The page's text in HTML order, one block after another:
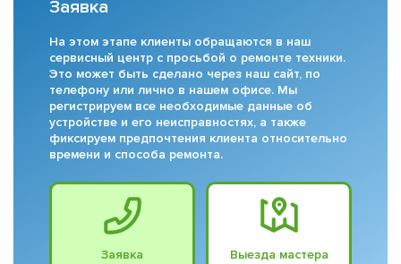
Заявка
На этом этапе клиенты обращаются в наш
сервисный центр с просьбой о ремонте техники.
Это может быть сделано через наш сайт, по
телефону или лично в нашем офисе. Мы
регистрируем все необходимые данные об
устройстве и его неисправностях, а также
фиксируем предпочтения клиента относительно
времени и способа ремонта.
Заявка Выезда мастера